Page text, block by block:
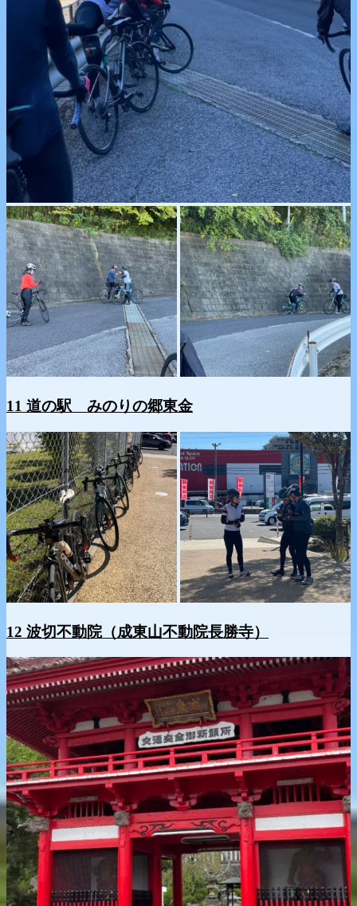
11 道の駅 みのりの郷東金
12 波切不動院（成東山不動院長勝寺）